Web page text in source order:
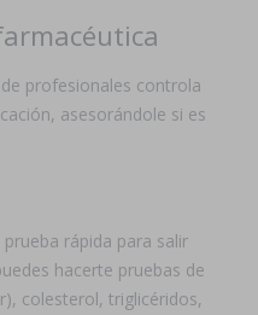
profesionales controla
asesorándole si es
rápida para salir
hacerte pruebas de
colesterol, triglicéridos,